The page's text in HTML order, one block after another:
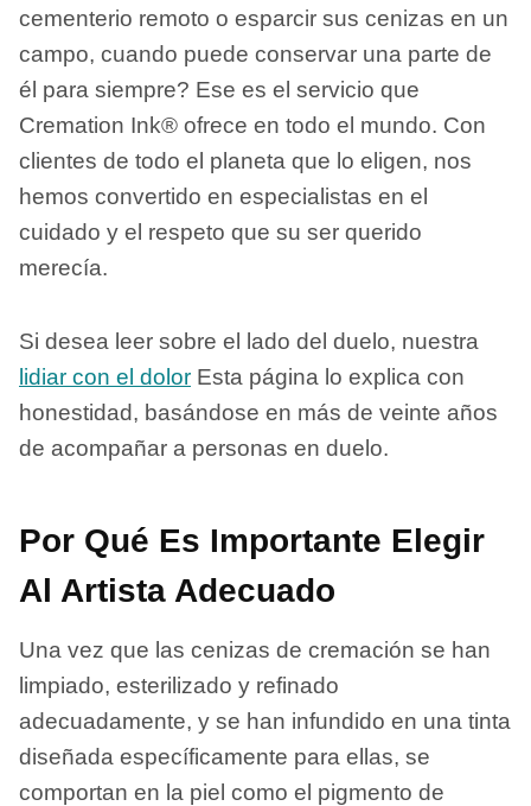
cementerio remoto o esparcir sus cenizas en un
campo, cuando puede conservar una parte de
él para siempre? Ese es el servicio que
Cremation Ink® ofrece en todo el mundo. Con
clientes de todo el planeta que lo eligen, nos
hemos convertido en especialistas en el
cuidado y el respeto que su ser querido
merecía.
Si desea leer sobre el lado del duelo, nuestra
lidiar con el dolor Esta página lo explica con
honestidad, basándose en más de veinte años
de acompañar a personas en duelo.
Por Qué Es Importante Elegir
Al Artista Adecuado
Una vez que las cenizas de cremación se han
limpiado, esterilizado y refinado
adecuadamente, y se han infundido en una tinta
diseñada específicamente para ellas, se
comportan en la piel como el pigmento de